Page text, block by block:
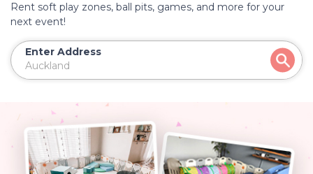
Rent soft play zones, ball pits, games, and more for your
next event!
Enter Address